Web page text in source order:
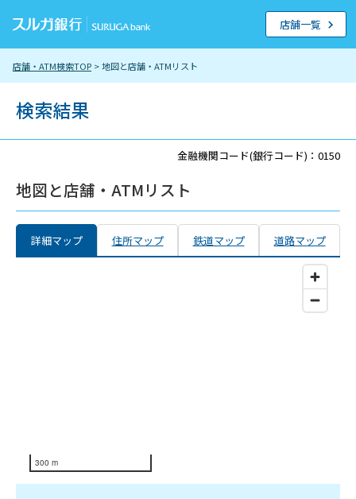
店舗・ATM検索TOP > 地図と店舗・ATMリスト
店舗一覧
検索結果
金融機関コード(銀行コード)：0150
地図と店舗・ATMリスト
詳細マップ 住所マップ 鉄道マップ 道路マップ
300 m